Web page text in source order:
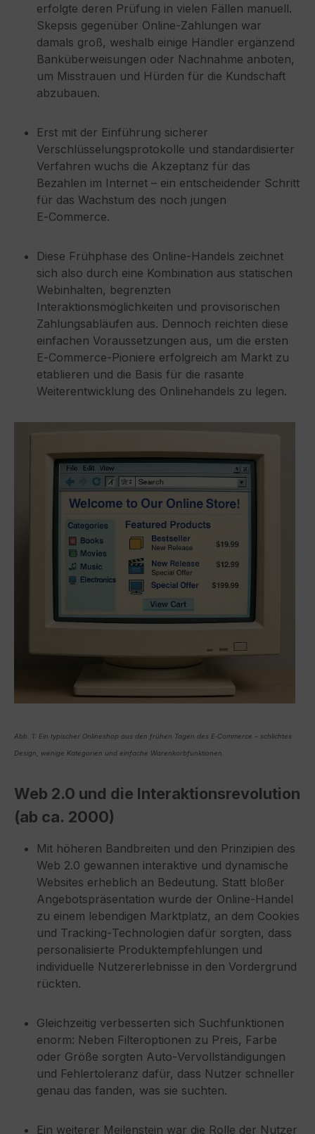
erfolgte deren Prüfung in vielen Fällen manuell.
Skepsis gegenüber Online‑Zahlungen war
damals groß, weshalb einige Händler ergänzend
Banküberweisungen oder Nachnahme anboten,
um Misstrauen und Hürden für die Kundschaft
abzubauen.
Erst mit der Einführung sicherer
Verschlüsselungsprotokolle und standardisierter
Verfahren wuchs die Akzeptanz für das
Bezahlen im Internet – ein entscheidender Schritt
für das Wachstum des noch jungen
E‑Commerce.
Diese Frühphase des Online‑Handels zeichnet
sich also durch eine Kombination aus statischen
Webinhalten, begrenzten
Interaktionsmöglichkeiten und provisorischen
Zahlungsabläufen aus. Dennoch reichten diese
einfachen Voraussetzungen aus, um die ersten
E‑Commerce‑Pioniere erfolgreich am Markt zu
etablieren und die Basis für die rasante
Weiterentwicklung des Onlinehandels zu legen.
Abb. 1: Ein typischer Onlineshop aus den frühen Tagen des E‑Commerce – schlichtes
Design, wenige Kategorien und einfache Warenkorbfunktionen.
Web 2.0 und die Interaktionsrevolution
(ab ca. 2000)
Mit höheren Bandbreiten und den Prinzipien des
Web 2.0 gewannen interaktive und dynamische
Websites erheblich an Bedeutung. Statt bloßer
Angebotspräsentation wurde der Online‑Handel
zu einem lebendigen Marktplatz, an dem Cookies
und Tracking‑Technologien dafür sorgten, dass
personalisierte Produktempfehlungen und
individuelle Nutzererlebnisse in den Vordergrund
rückten.
Gleichzeitig verbesserten sich Suchfunktionen
enorm: Neben Filteroptionen zu Preis, Farbe
oder Größe sorgten Auto‑Vervollständigungen
und Fehlertoleranz dafür, dass Nutzer schneller
genau das fanden, was sie suchten.
Ein weiterer Meilenstein war die Rolle der Nutzer